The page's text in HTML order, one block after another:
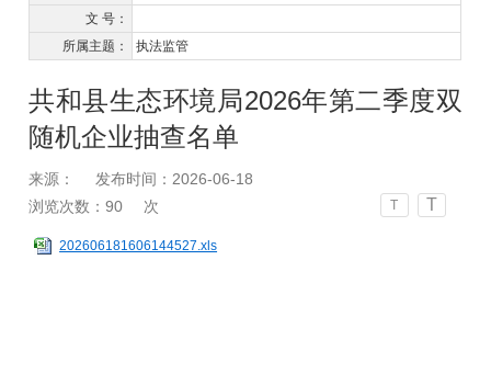
文 号：
所属主题：
执法监管
共和县生态环境局2026年第二季度双
随机企业抽查名单
来源：
发布时间：2026-06-18
浏览次数：90 次 T T
202606181606144527.xls